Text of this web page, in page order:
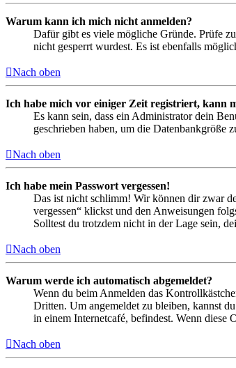
Warum kann ich mich nicht anmelden?
Dafür gibt es viele mögliche Gründe. Prüfe
nicht gesperrt wurdest. Es ist ebenfalls
Nach oben
Ich habe mich vor einiger Zeit registriert, kann
Es kann sein, dass ein Administrator dein
geschrieben haben, um die Datenbankgröße
Nach oben
Ich habe mein Passwort vergessen!
Das ist nicht schlimm! Wir können dir zwar
vergessen“ klickst und den Anweisungen
Solltest du trotzdem nicht in der Lage sein,
Nach oben
Warum werde ich automatisch abgemeldet?
Wenn du beim Anmelden das
Dritten. Um angemeldet zu bleiben, kannst
in einem Internetcafé, befindest. Wenn
Nach oben